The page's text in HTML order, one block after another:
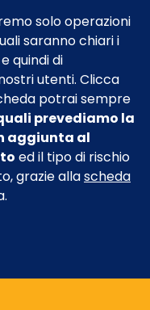
solo operazioni
saranno chiari i
quindi di
utenti. Clicca
potrai sempre
prevediamo la
aggiunta al
ed il tipo di rischio
grazie allascheda